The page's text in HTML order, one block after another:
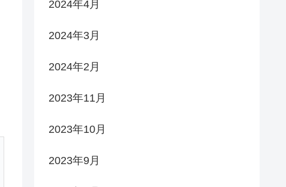
2024年4月
2024年3月
2024年2月
2023年11月
2023年10月
2023年9月